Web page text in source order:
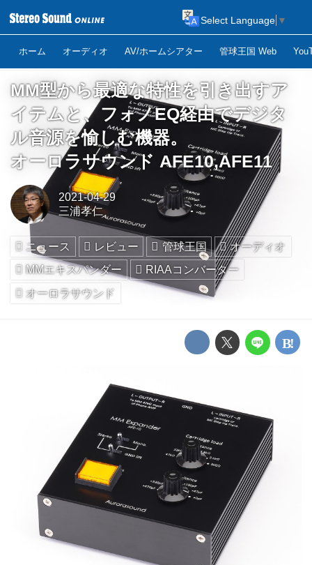
ホーム オーディオ AV/ホームシアター 管球王国 Web
Select Language ▼
MM型から最適な特性を引き出すア
イテムと、フォノEQ経由でデジタ
ル音源を愉しむ機器。
オーロラサウンド AFE10,AFE11
2021-04-29
三浦孝仁
ニュース レビュー 管球王国
オーディオ
MMエキスパンダー
RIAAコンバーター
オーロラサウンド